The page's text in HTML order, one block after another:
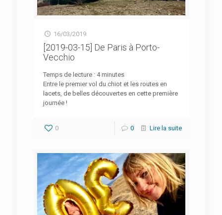
16/03/2019
[2019-03-15] De Paris à Porto-
Vecchio
Temps de lecture : 4 minutes
Entre le premier vol du chiot et les routes en
lacets, de belles découvertes en cette première
journée !
0 0 Lire la suite